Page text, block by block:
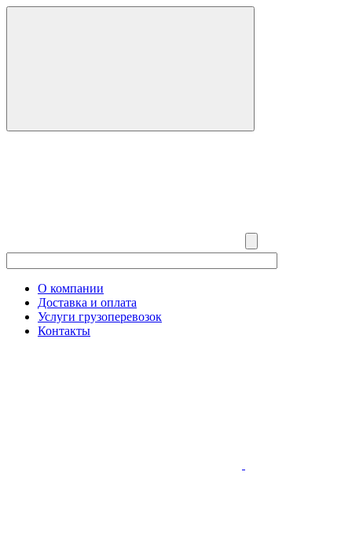
О компании
Доставка и оплата
Услуги грузоперевозок
Контакты